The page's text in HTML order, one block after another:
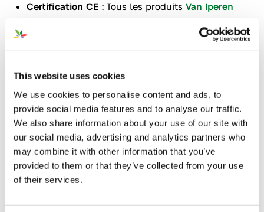
This website uses cookies
We use cookies to personalise content and ads, to
provide social media features and to analyse our traffic.
We also share information about your use of our site with
our social media, advertising and analytics partners who
may combine it with other information that you’ve
provided to them or that they’ve collected from your use
of their services.
Certification CE : Tous les produits Van Iperen
certification
durabilité avec des données certifiées, Van Iperen
garantit aux agriculteurs et au public la confiance
dans les efforts d’amélioration des pratiques
agricoles.